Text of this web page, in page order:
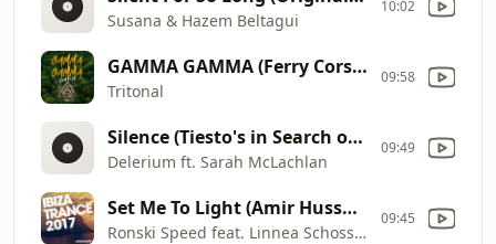
Susana & Hazem Beltagui
10:02
GAMMA GAMMA (Ferry Corsten Fix)
Tritonal
09:58
Silence (Tiesto's in Search of Sunrise Remix)
Delerium ft. Sarah McLachlan
09:49
Set Me To Light (Amir Hussain Remix)
Ronski Speed feat. Linnea Schossow
09:45